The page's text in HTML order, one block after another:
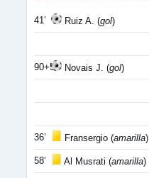
41’ Ruiz A. (gol)
90+5’ Novais J. (gol)
36’ Fransergio (amarilla)
58’ Al Musrati (amarilla)